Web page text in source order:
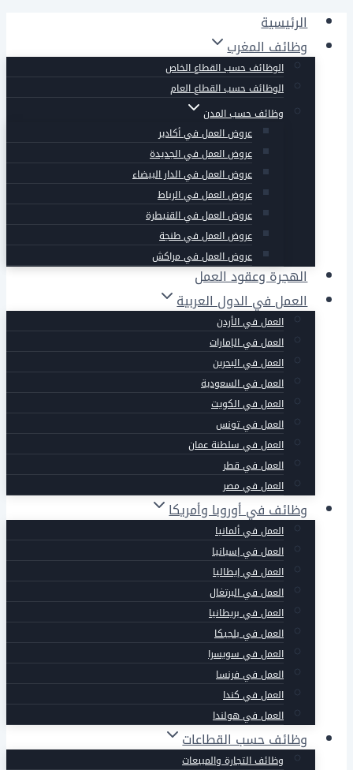
التجاوز
إلى
المحتوى
الرئيسية
وظائف المغرب
الوظائف حسب القطاع الخاص
الوظائف حسب القطاع العام
وظائف حسب المدن
عروض العمل في أكادير
عروض العمل في الجديدة
عروض العمل في الدار البيضاء
عروض العمل في الرباط
عروض العمل في القنيطرة
عروض العمل في طنجة
عروض العمل في مراكش
الهجرة وعقود العمل
العمل في الدول العربية
العمل في الأردن
العمل في الإمارات
العمل في البحرين
العمل في السعودية
العمل في الكويت
العمل في تونس
العمل في سلطنة عمان
العمل في قطر
العمل في مصر
وظائف في أوروبا وأمريكا
العمل في ألمانيا
العمل في إسبانيا
العمل في إيطاليا
العمل في البرتغال
العمل في بريطانيا
العمل في بلجيكا
العمل في سويسرا
العمل في فرنسا
العمل في كندا
العمل في هولندا
وظائف حسب القطاعات
وظائف التجارة والمبيعات